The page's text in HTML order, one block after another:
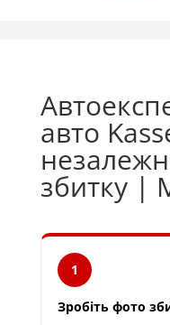
авто
збитку |
1
Зробіть фото